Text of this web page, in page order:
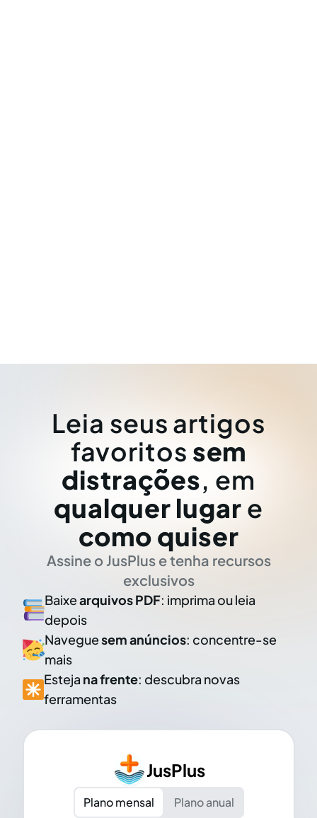
Leia seus artigos
favoritos sem
distrações, em
qualquer lugar e
como quiser
Assine o JusPlus e tenha recursos
exclusivos
Baixearquivos PDF: imprima ou leia
depois
Naveguesem anúncios: concentre-se
mais
Esteja na frente: descubra novas
ferramentas
JusPlus
Plano mensal
Plano anual